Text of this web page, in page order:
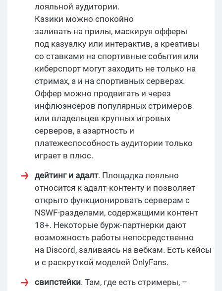
лояльной аудитории.
Казики можно спокойно
заливать на прилы, маскируя офферы
под казуалку или интерактив, а креативы
со ставками на спортивные события или
киберспорт могут заходить не только на
стримах, а и на спортивных серверах.
Оффер можно продвигать и через
инфлюэнсеров популярных стримеров
или владельцев крупных игровых
серверов, а азартность и
платежеспособность аудитории только
играет в плюс.
дейтинг и адалт. Площадка лояльно
относится к адалт-контенту и позволяет
открыто функционировать серверам с
NSWF-разделами, содержащими контент
18+. Некоторые бурж-партнерки дают
возможность работы непосредственно
на Discord, заливаясь на вебкам. Есть кейсы
и с раскруткой моделей OnlyFans.
свипстейки. Там, где есть стримеры, –